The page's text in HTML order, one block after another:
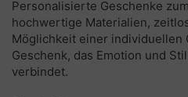
Personalisierte Geschenke
hochwertige Materialien,
Möglichkeit einer individuellen
Geschenk, das Emotion und
verbindet.